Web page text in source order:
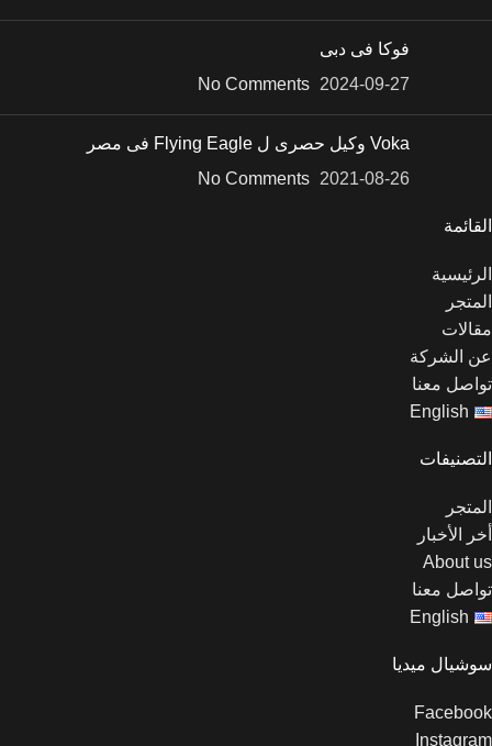
فوكا فى دبى
2024-09-27
No Comments
Voka وكيل حصرى ل Flying Eagle فى مصر
2021-08-26
No Comments
القائمة
الرئيسية
المتجر
مقالات
عن الشركة
تواصل معنا
English
التصنيفات
المتجر
أخر الأخبار
About us
تواصل معنا
English
سوشيال ميديا
Facebook
Instagram